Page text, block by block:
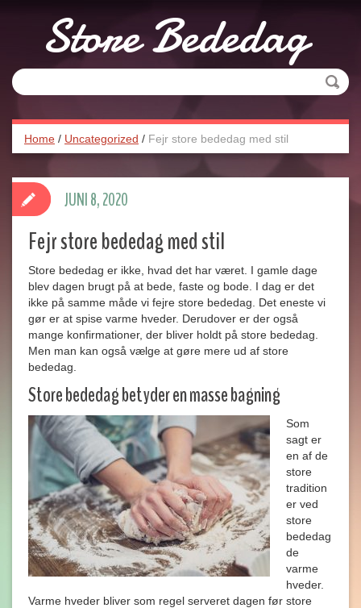
Store Bededag
Søge
Home / Uncategorized / Fejr store bededag med stil
Fejr store bededag med stil
Store bededag er ikke, hvad det har været. I gamle dage
blev dagen brugt på at bede, faste og bode. I dag er det
ikke på samme måde vi fejre store bededag. Det eneste vi
gør er at spise varme hveder. Derudover er der også
mange konfirmationer, der bliver holdt på store bededag.
Men man kan også vælge at gøre mere ud af store
bededag.
Store bededag betyder en masse bagning
Som
sagt er
en af de
store
tradition
er ved
store
bededag
de
varme
hveder.
Varme hveder bliver som regel serveret dagen før store
JUNI 8, 2020